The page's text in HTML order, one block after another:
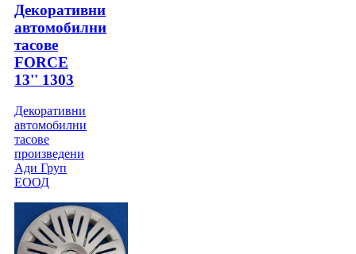
Декоративни
автомобилни
тасове
FORCE
13'' 1303
Декоративни
автомобилни
тасове
произведени
Ади Груп
ЕООД